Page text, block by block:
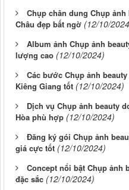
Chụp chân dung Chụp
Châu đẹp bất ngờ (12/10/
Album ảnh Chụp ảnh
lượng cao (12/10/2024)
Các bước Chụp ảnh
Kiêng Giang tốt (12/10/2024)
Dịch vụ Chụp ảnh beauty
Hòa phù hợp (12/10/2024)
Đăng ký gói Chụp ảnh
giá cực tốt (12/10/2024)
Concept nổi bật Chụp ảnh
đặc sắc (12/10/2024)